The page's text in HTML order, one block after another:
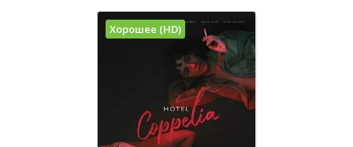
Хорошее (HD)